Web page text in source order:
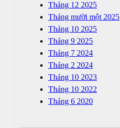
Tháng 12 2025
Tháng mười một 2025
Tháng 10 2025
Tháng 9 2025
Tháng 7 2024
Tháng 2 2024
Tháng 10 2023
Tháng 10 2022
Tháng 6 2020